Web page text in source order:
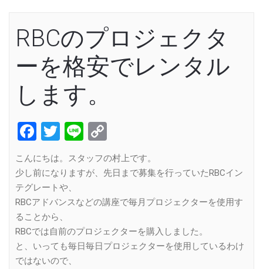
RBCのプロジェクタ
ーを格安でレンタル
します。
Facebook
Twitter
Line
Link
こんにちは。スタッフの村上です。
少し前になりますが、先日まで募集を行っていたRBCイン
テグレートや、
RBCアドバンスなどの講座で毎月プロジェクターを使用す
ることから、
RBCでは自前のプロジェクターを購入しました。
と、いっても毎日毎日プロジェクターを使用しているわけ
ではないので、